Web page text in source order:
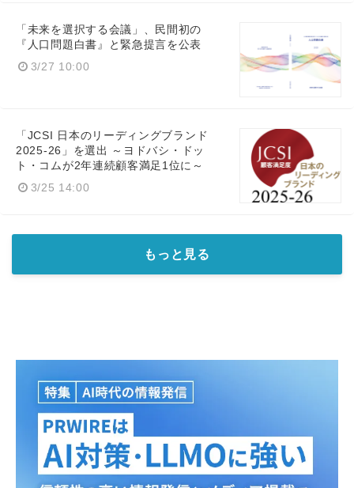
「未来を選択する会議」、民間初の
『人口問題白書』と緊急提言を公表
3/27 10:00
「JCSI 日本のリーディングブランド
2025-26」を選出 ～ヨドバシ・ドッ
ト・コムが2年連続顧客満足1位に～
3/25 14:00
もっと見る